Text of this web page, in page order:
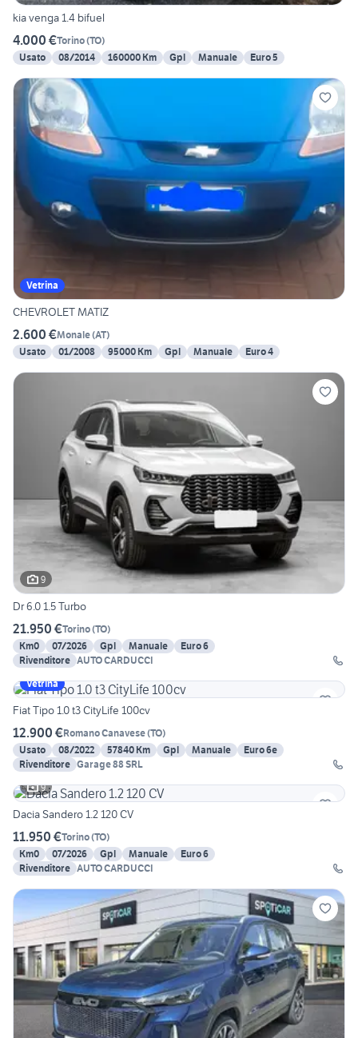
kia venga 1.4 bifuel
4.000 €Torino(TO)
Usato
08/2014 160000 Km Gpl Manuale Euro 5
Vetrina
CHEVROLET MATIZ
2.600 €Monale(AT)
Usato
01/2008 95000 Km Gpl Manuale Euro 4
9
Dr 6.0 1.5 Turbo
21.950 €Torino(TO)
Km0
07/2026 Gpl Manuale
Euro 6
Rivenditore AUTO CARDUCCI
Vetrina
Fiat Tipo 1.0 t3 CityLife 100cv
12.900 €Romano Canavese(TO)
Usato
08/2022 57840 Km Gpl Manuale
Euro 6e
Rivenditore Garage 88 SRL
9
Dacia Sandero 1.2 120 CV
11.950 €Torino(TO)
Km0
07/2026 Gpl Manuale
Euro 6
Rivenditore AUTO CARDUCCI